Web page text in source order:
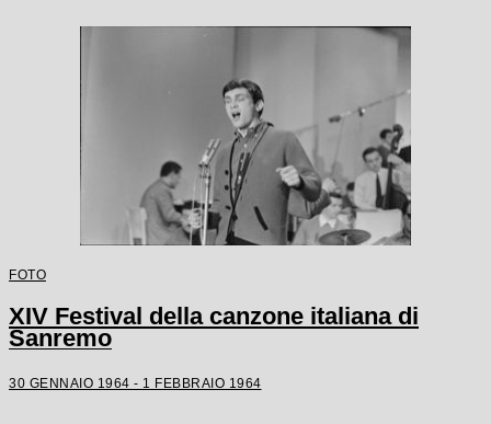
FOTO
XIV Festival della canzone italiana di
Sanremo
30 GENNAIO 1964 - 1 FEBBRAIO 1964